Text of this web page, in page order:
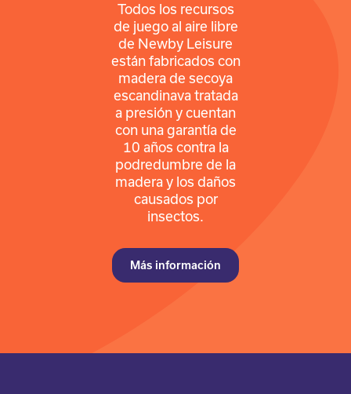
Todos los recursos
de juego al aire libre
de Newby Leisure
están fabricados con
madera de secoya
escandinava tratada
a presión y cuentan
con una garantía de
10 años contra la
podredumbre de la
madera y los daños
causados por
insectos.
Más información